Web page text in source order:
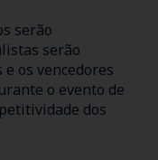
serão
serão
os vencedores
o evento de
dos